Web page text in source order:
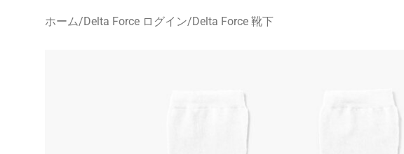
ホーム/Delta Force ログイン/Delta Force 靴下